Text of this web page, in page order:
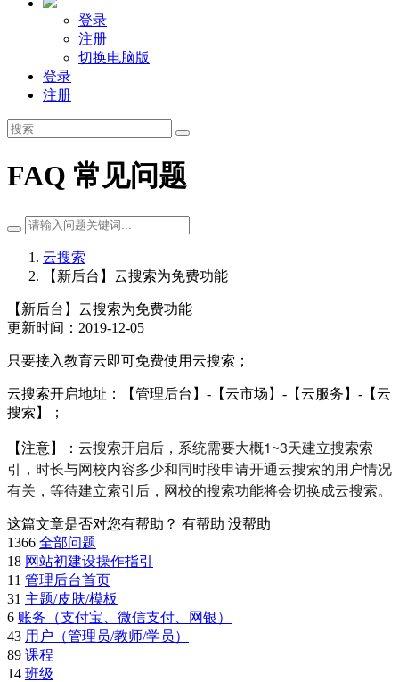
登录
注册
切换电脑版
登录
注册
FAQ 常见问题
云搜索
【新后台】云搜索为免费功能
【新后台】云搜索为免费功能
更新时间：2019-12-05
只要接入教育云即可免费使用云搜索；
云搜索开启地址：【管理后台】-【云市场】- 【云服务】- 【云
搜索】；
【注意】： 云搜索开启后，系统需要大概1~3天建立搜索索
引，时长与网校内容多少和同时段申请开通云搜索的用户情况
有关，等待建立索引后，网校的搜索功能将会切换成云搜索。
这篇文章是否对您有帮助？ 有帮助 没帮助
1366 全部问题
18 网站初建设操作指引
11 管理后台首页
31 主题/皮肤/模板
6 账务（支付宝、微信支付、网银）
43 用户（管理员/教师/学员）
89 课程
14 班级